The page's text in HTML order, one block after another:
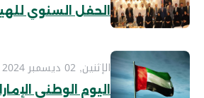
الحفل السنوي
الإثنين, 02 ديسمبر 2024
اليوم الوطني